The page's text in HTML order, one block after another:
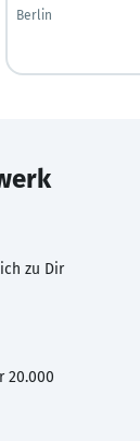
Berlin
zu Dir
20.000